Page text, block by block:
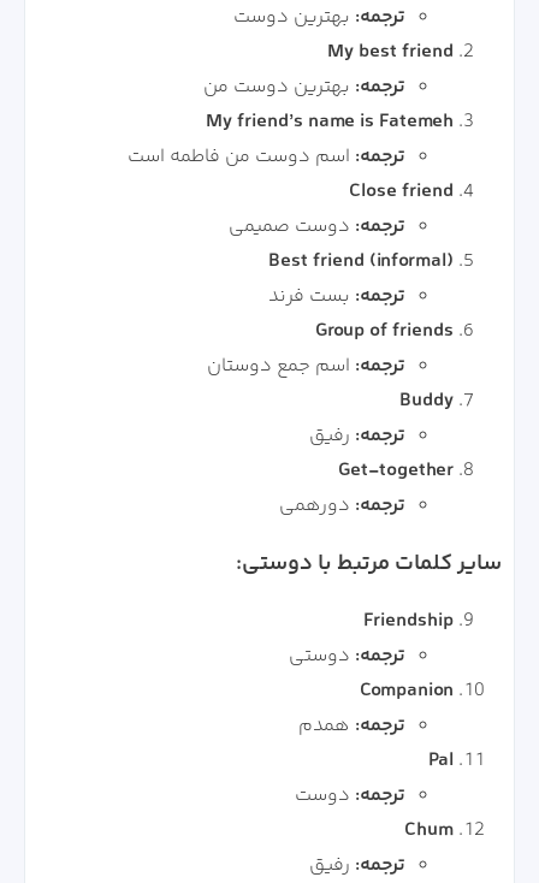
ترجمه: بهترین دوست
My best friend
ترجمه: بهترین دوست من
My friend’s name is Fatemeh
ترجمه: اسم دوست من فاطمه است
Close friend
ترجمه: دوست صمیمی
Best friend (informal)
ترجمه: بست فرند
Group of friends
ترجمه: اسم جمع دوستان
Buddy
ترجمه: رفیق
Get-together
ترجمه: دورهمی
سایر کلمات مرتبط با دوستی:
Friendship
ترجمه: دوستی
Companion
ترجمه: همدم
Pal
ترجمه: دوست
Chum
ترجمه: رفیق